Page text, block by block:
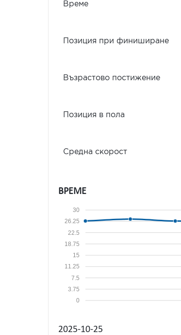
Време
Позиция при финиширане
Възрастово постижение
Позиция в пола
Средна скорост
ВРЕМЕ
0
3.75
7.5
11.25
15
18.75
22.5
26.25
30
2025-10-25